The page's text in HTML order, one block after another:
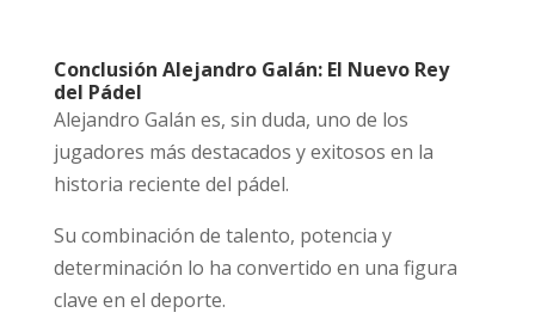
Conclusión Alejandro Galán: El Nuevo Rey
del Pádel
Alejandro Galán es, sin duda, uno de los
jugadores más destacados y exitosos en la
historia reciente del pádel.
Su combinación de talento, potencia y
determinación lo ha convertido en una figura
clave en el deporte.